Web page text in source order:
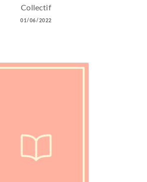
Collectif
01/06/2022